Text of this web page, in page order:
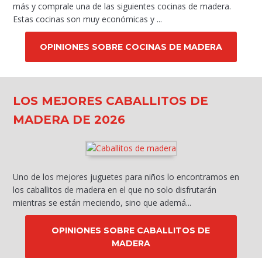
más y comprale una de las siguientes cocinas de madera.
Estas cocinas son muy económicas y ...
OPINIONES SOBRE COCINAS DE MADERA
LOS MEJORES CABALLITOS DE
MADERA DE 2026
Uno de los mejores juguetes para niños lo encontramos en
los caballitos de madera en el que no solo disfrutarán
mientras se están meciendo, sino que ademá...
OPINIONES SOBRE CABALLITOS DE
MADERA